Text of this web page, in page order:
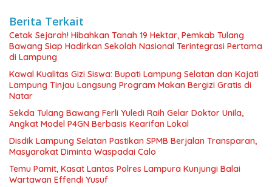
Berita Terkait
Cetak Sejarah! Hibahkan Tanah 19 Hektar, Pemkab Tulang
Bawang Siap Hadirkan Sekolah Nasional Terintegrasi Pertama
di Lampung
Kawal Kualitas Gizi Siswa: Bupati Lampung Selatan dan Kajati
Lampung Tinjau Langsung Program Makan Bergizi Gratis di
Natar
Sekda Tulang Bawang Ferli Yuledi Raih Gelar Doktor Unila,
Angkat Model P4GN Berbasis Kearifan Lokal
Disdik Lampung Selatan Pastikan SPMB Berjalan Transparan,
Masyarakat Diminta Waspadai Calo
Temu Pamit, Kasat Lantas Polres Lampura Kunjungi Balai
Wartawan Effendi Yusuf